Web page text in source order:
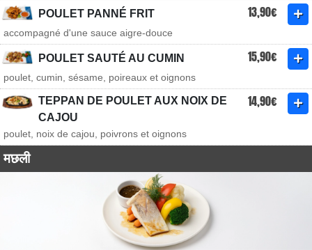
POULET PANNÉ FRIT 13,90€
accompagné d'une sauce aigre-douce
POULET SAUTÉ AU CUMIN 15,90€
poulet, cumin, sésame, poireaux et oignons
TEPPAN DE POULET AUX NOIX DE
CAJOU
14,90€
poulet, noix de cajou, poivrons et oignons
मछली